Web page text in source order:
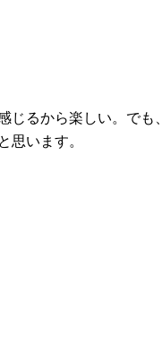
じるから楽しい。で
思います。